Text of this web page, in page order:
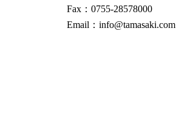
Fax：0755-28578000
Email：info@tamasaki.com